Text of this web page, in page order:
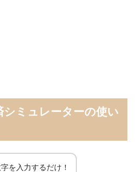
シミュレーターの使い
を入力するだけ！